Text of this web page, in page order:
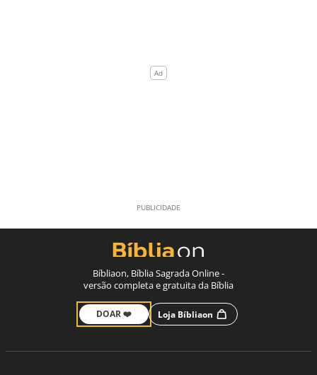
Bíbliaon, Bíblia Sagrada Online -
versão completa e gratuita da Bíblia
DOAR ❤️ Loja Bíbliaon